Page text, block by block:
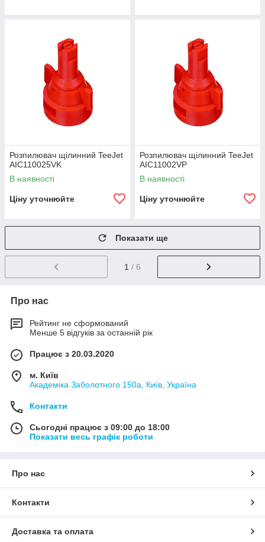
Розпилювач щілинний TeeJet
AIC110025VK
В наявності
Ціну уточнюйте
Розпилювач щілинний TeeJet
AIC11002VP
В наявності
Ціну уточнюйте
Показати ще
1 / 6
Про нас
Рейтинг не сформований
Менше 5 відгуків за останній рік
Працює з 20.03.2020
м. Київ
Академіка Заболотного 150а, Київ, Україна
Контакти
Сьогодні працює з 09:00 до 18:00
Показати весь графік роботи
Про нас
Контакти
Доставка та оплата